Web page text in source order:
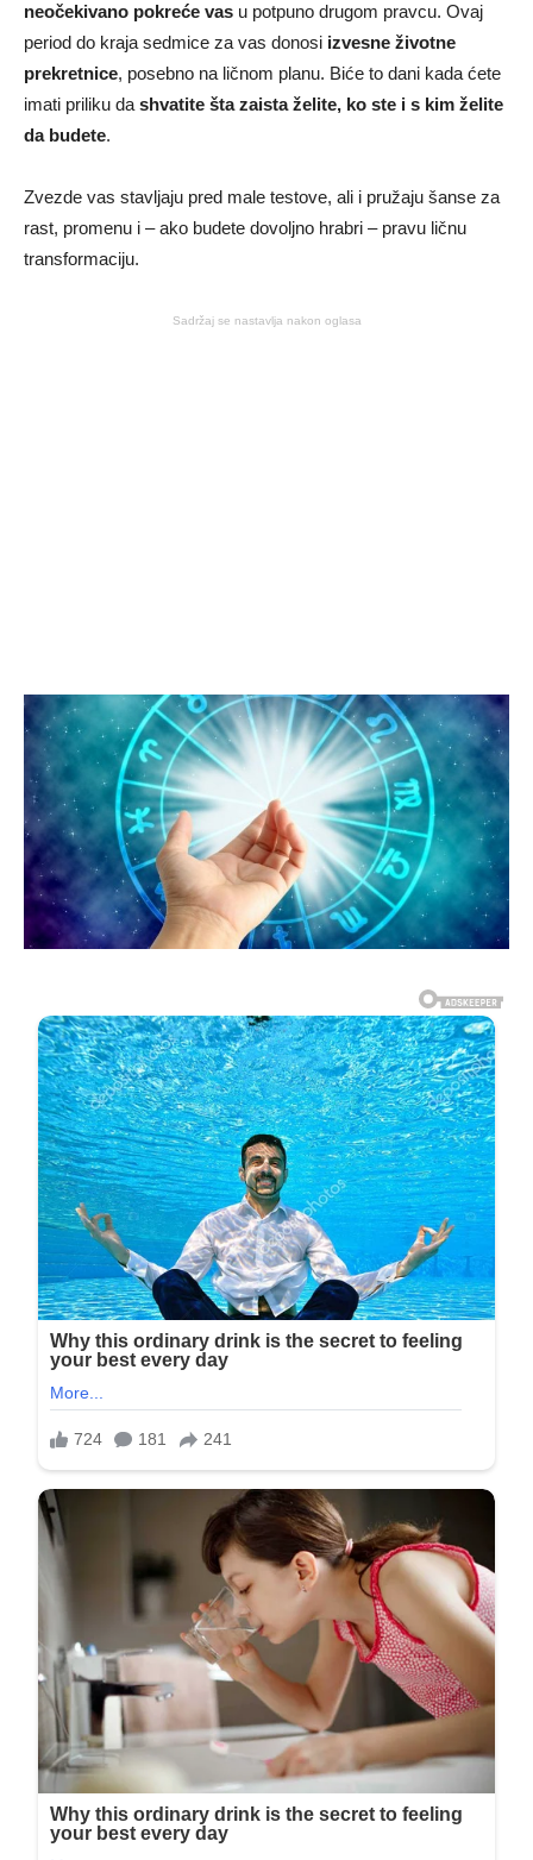
neočekivano pokreće vas u potpuno drugom pravcu. Ovaj
period do kraja sedmice za vas donosi izvesne životne
prekretnice, posebno na ličnom planu. Biće to dani kada ćete
imati priliku da shvatite šta zaista želite, ko ste i s kim želite
da budete.
Zvezde vas stavljaju pred male testove, ali i pružaju šanse za
rast, promenu i – ako budete dovoljno hrabri – pravu ličnu
transformaciju.
Sadržaj se nastavlja nakon oglasa